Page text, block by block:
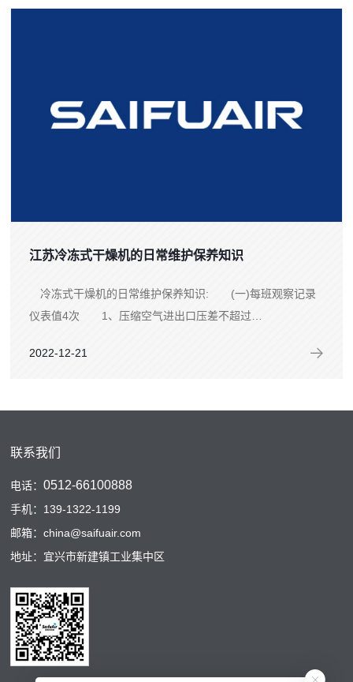
江苏冷冻式干燥机的日常维护保养知识
冷冻式干燥机的日常维护保养知识: (一)每班观察记录
仪表值4次 1、压缩空气进出口压差不超过
压力表1.2Mpa-1.6...
2022-12-21
联系我们
电话：0512-66100888
手机：139-1322-1199
邮箱：china@saifuair.com
地址：宜兴市新建镇工业集中区